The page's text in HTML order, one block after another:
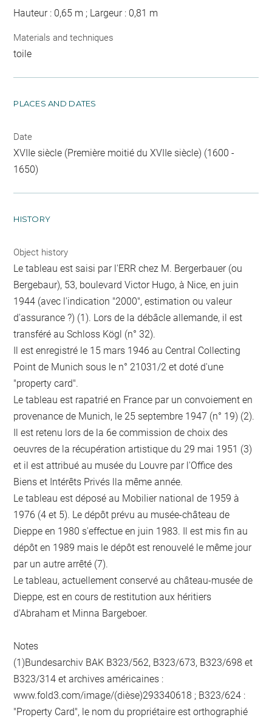
Hauteur : 0,65 m ; Largeur : 0,81 m
Materials and techniques
toile
PLACES AND DATES
Date
XVIIe siècle (Première moitié du XVIIe siècle) (1600 -
1650)
HISTORY
Object history
Le tableau est saisi par l'ERR chez M. Bergerbauer (ou
Bergebaur), 53, boulevard Victor Hugo, à Nice, en juin
1944 (avec l'indication "2000", estimation ou valeur
d'assurance ?) (1). Lors de la débâcle allemande, il est
transféré au Schloss Kögl (n° 32).
Il est enregistré le 15 mars 1946 au Central Collecting
Point de Munich sous le n° 21031/2 et doté d'une
"property card".
Le tableau est rapatrié en France par un convoiement en
provenance de Munich, le 25 septembre 1947 (n° 19) (2).
Il est retenu lors de la 6e commission de choix des
oeuvres de la récupération artistique du 29 mai 1951 (3)
et il est attribué au musée du Louvre par l'Office des
Biens et Intérêts Privés lla même année.
Le tableau est déposé au Mobilier national de 1959 à
1976 (4 et 5). Le dépôt prévu au musée-château de
Dieppe en 1980 s'effectue en juin 1983. Il est mis fin au
dépôt en 1989 mais le dépôt est renouvelé le même jour
par un autre arrêté (7).
Le tableau, actuellement conservé au château-musée de
Dieppe, est en cours de restitution aux héritiers
d'Abraham et Minna Bargeboer.
Notes
(1)Bundesarchiv BAK B323/562, B323/673, B323/698 et
B323/314 et archives américaines :
www.fold3.com/image/(dièse)293340618 ; B323/624 :
"Property Card", le nom du propriétaire est orthographié